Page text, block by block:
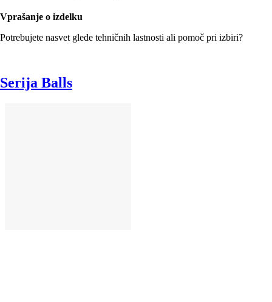
Vprašanje o izdelku
Potrebujete nasvet glede tehničnih lastnosti ali pomoč pri izbiri?
Serija Balls